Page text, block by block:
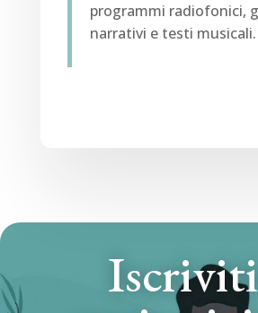
programmi radiofonici,
narrativi e testi musicali.